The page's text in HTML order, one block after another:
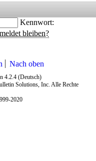
Kennwort:
bleiben?
Nach oben
4.2.4 (Deutsch)
Solutions, Inc. Alle Rechte
2020